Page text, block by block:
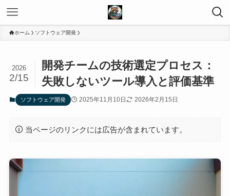
ホーム ソフトウェア開発
開発チームの技術選定プロセス：
失敗しないツール導入と評価基準
2026
2/15
ソフトウェア開発 2025年11月10日 2026年2月15日
当ページのリンクには広告が含まれています。